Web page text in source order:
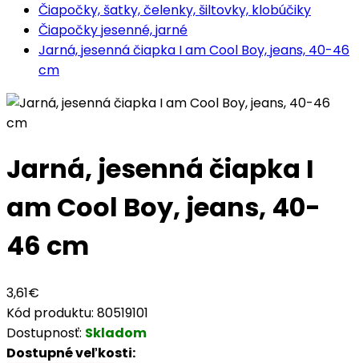
Čiapočky, šatky, čelenky, šiltovky, klobúčiky
Čiapočky jesenné, jarné
Jarná, jesenná čiapka I am Cool Boy, jeans, 40-46
cm
Jarná, jesenná čiapka I
am Cool Boy, jeans, 40-
46 cm
3,61€
Kód produktu: 80519101
Dostupnosť: Skladom
Dostupné veľkosti: